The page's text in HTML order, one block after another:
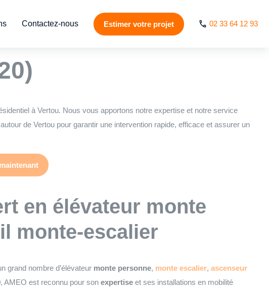
Contactez-nous Estimer votre projet 02 33 64 12 93
& ascenseur de
à Vertou. Nous vous apportons notre expertise et notre service
de Vertou pour garantir une intervention rapide, efficace et assurer un
en élévateur monte
monte-escalier
grand nombre d’élévateur monte personne, monte escalier, ascenseur
AMEO est reconnu pour son expertiseet ses installations en mobilité